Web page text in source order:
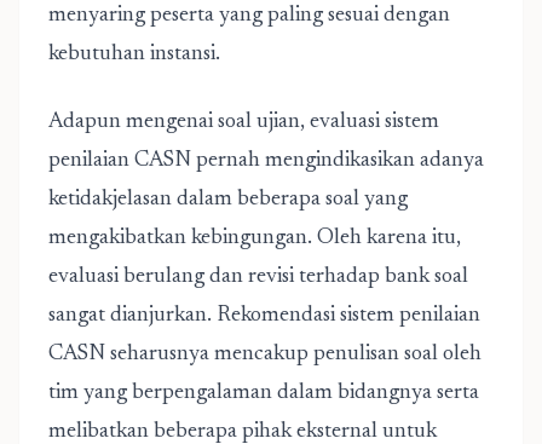
menyaring peserta yang paling sesuai dengan
kebutuhan instansi.
Adapun mengenai soal ujian, evaluasi sistem
penilaian CASN pernah mengindikasikan adanya
ketidakjelasan dalam beberapa soal yang
mengakibatkan kebingungan. Oleh karena itu,
evaluasi berulang dan revisi terhadap bank soal
sangat dianjurkan. Rekomendasi sistem penilaian
CASN seharusnya mencakup penulisan soal oleh
tim yang berpengalaman dalam bidangnya serta
melibatkan beberapa pihak eksternal untuk